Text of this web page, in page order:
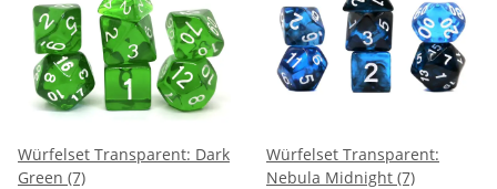
Würfelset Transparent: Dark
Green (7)
Würfelset Transparent:
Nebula Midnight (7)